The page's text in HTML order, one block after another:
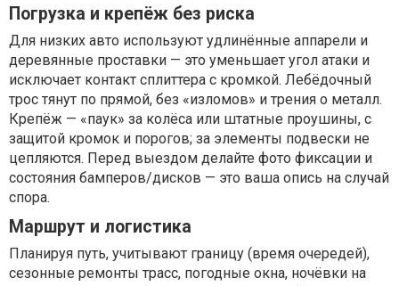
Погрузка и крепёж без риска
Для низких авто используют удлинённые аппарели и
деревянные проставки — это уменьшает угол атаки и
исключает контакт сплиттера с кромкой. Лебёдочный
трос тянут по прямой, без «изломов» и трения о металл.
Крепёж — «паук» за колёса или штатные проушины, с
защитой кромок и порогов; за элементы подвески не
цепляются. Перед выездом делайте фото фиксации и
состояния бамперов/дисков — это ваша опись на случай
спора.
Маршрут и логистика
Планируя путь, учитывают границу (время очередей),
сезонные ремонты трасс, погодные окна, ночёвки на